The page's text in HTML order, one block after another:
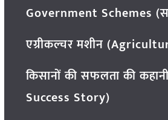
Government Schemes
एग्रीकल्चर मशीन
किसानों की सफलता की
Success Story)